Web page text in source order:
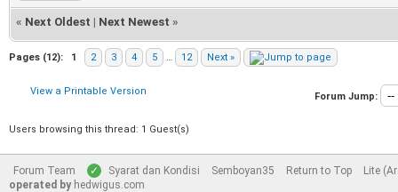
« Next Oldest | Next Newest »
Pages (12): 1 2 3 4 5 … 12 Next »
View a Printable Version Forum Jump:
Users browsing this thread: 1 Guest(s)
Forum Team Syarat dan Kondisi Semboyan35 Return to Top
Lite
operated by hedwigus.com